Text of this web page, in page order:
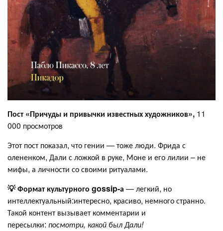
Пост «Причуды и привычки известных художников», 11
000 просмотров
Этот пост показал, что гении — тоже люди. Фрида с
олененком, Дали с ложкой в руке, Моне и его лилии – не
мифы, а личности со своими ритуалами.
💡 Формат культурного gossip-а — легкий, но
интеллектуальный:интересно, красиво, немного странно.
Такой контент вызывает комментарии и
пересылки: посмотри, какой был Дали!